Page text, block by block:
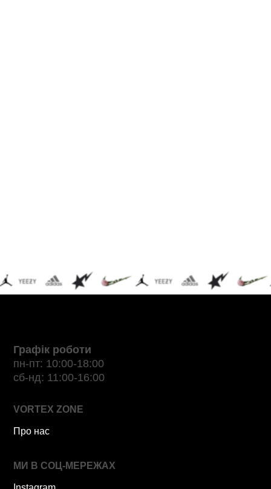
Графік роботи
пн-пт: 10:00-18:00
сб-нд: 11:00-16:00
VORTEX ZONE
Про нас
МИ В СОЦ-МЕРЕЖАХ